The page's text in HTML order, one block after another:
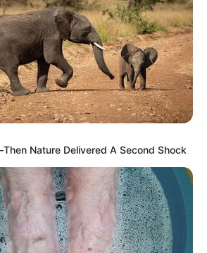
Nature Delivered A Second Shock